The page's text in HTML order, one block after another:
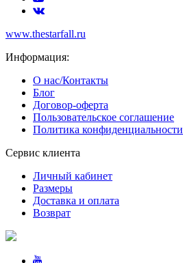
www.thestarfall.ru
Информация:
О нас/Контакты
Блог
Договор-оферта
Пользовательское соглашение
Политика конфиденциальности
Сервис клиента
Личный кабинет
Размеры
Доставка и оплата
Возврат